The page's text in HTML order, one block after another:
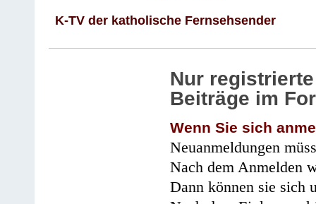
K-TV der katholische Fernsehsender
Nur
Beiträge im
Wenn Sie sich
Neuanmeldungen
Nach dem Anmelden
Dann können sie sich